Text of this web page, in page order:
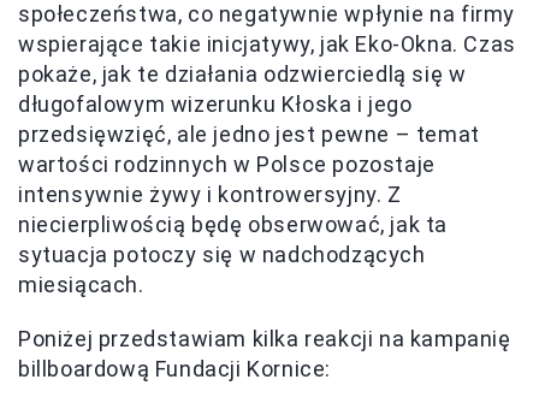
społeczeństwa, co negatywnie wpłynie na firmy
wspierające takie inicjatywy, jak Eko-Okna. Czas
pokaże, jak te działania odzwierciedlą się w
długofalowym wizerunku Kłoska i jego
przedsięwzięć, ale jedno jest pewne – temat
wartości rodzinnych w Polsce pozostaje
intensywnie żywy i kontrowersyjny. Z
niecierpliwością będę obserwować, jak ta
sytuacja potoczy się w nadchodzących
miesiącach.
Poniżej przedstawiam kilka reakcji na kampanię
billboardową Fundacji Kornice: